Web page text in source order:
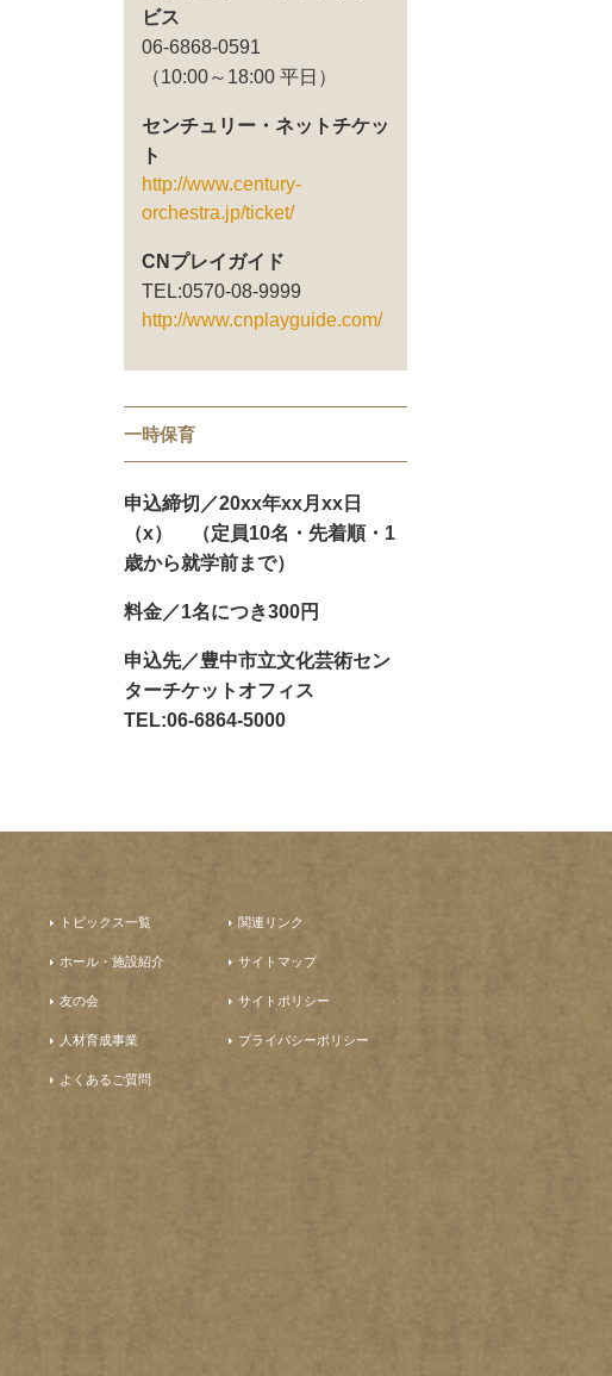
ビス
06-6868-0591
（10:00～18:00 平日）
センチュリー・ネットチケッ
ト
http://www.century-
orchestra.jp/ticket/
CNプレイガイド
TEL:0570-08-9999
http://www.cnplayguide.com/
一時保育
申込締切／20xx年xx月xx日
（x） （定員10名・先着順・1
歳から就学前まで）
料金／1名につき300円
申込先／豊中市立文化芸術セン
ターチケットオフィス
TEL:06-6864-5000
トピックス一覧
ホール・施設紹介
友の会
人材育成事業
よくあるご質問
関連リンク
サイトマップ
サイトポリシー
プライバシーポリシー